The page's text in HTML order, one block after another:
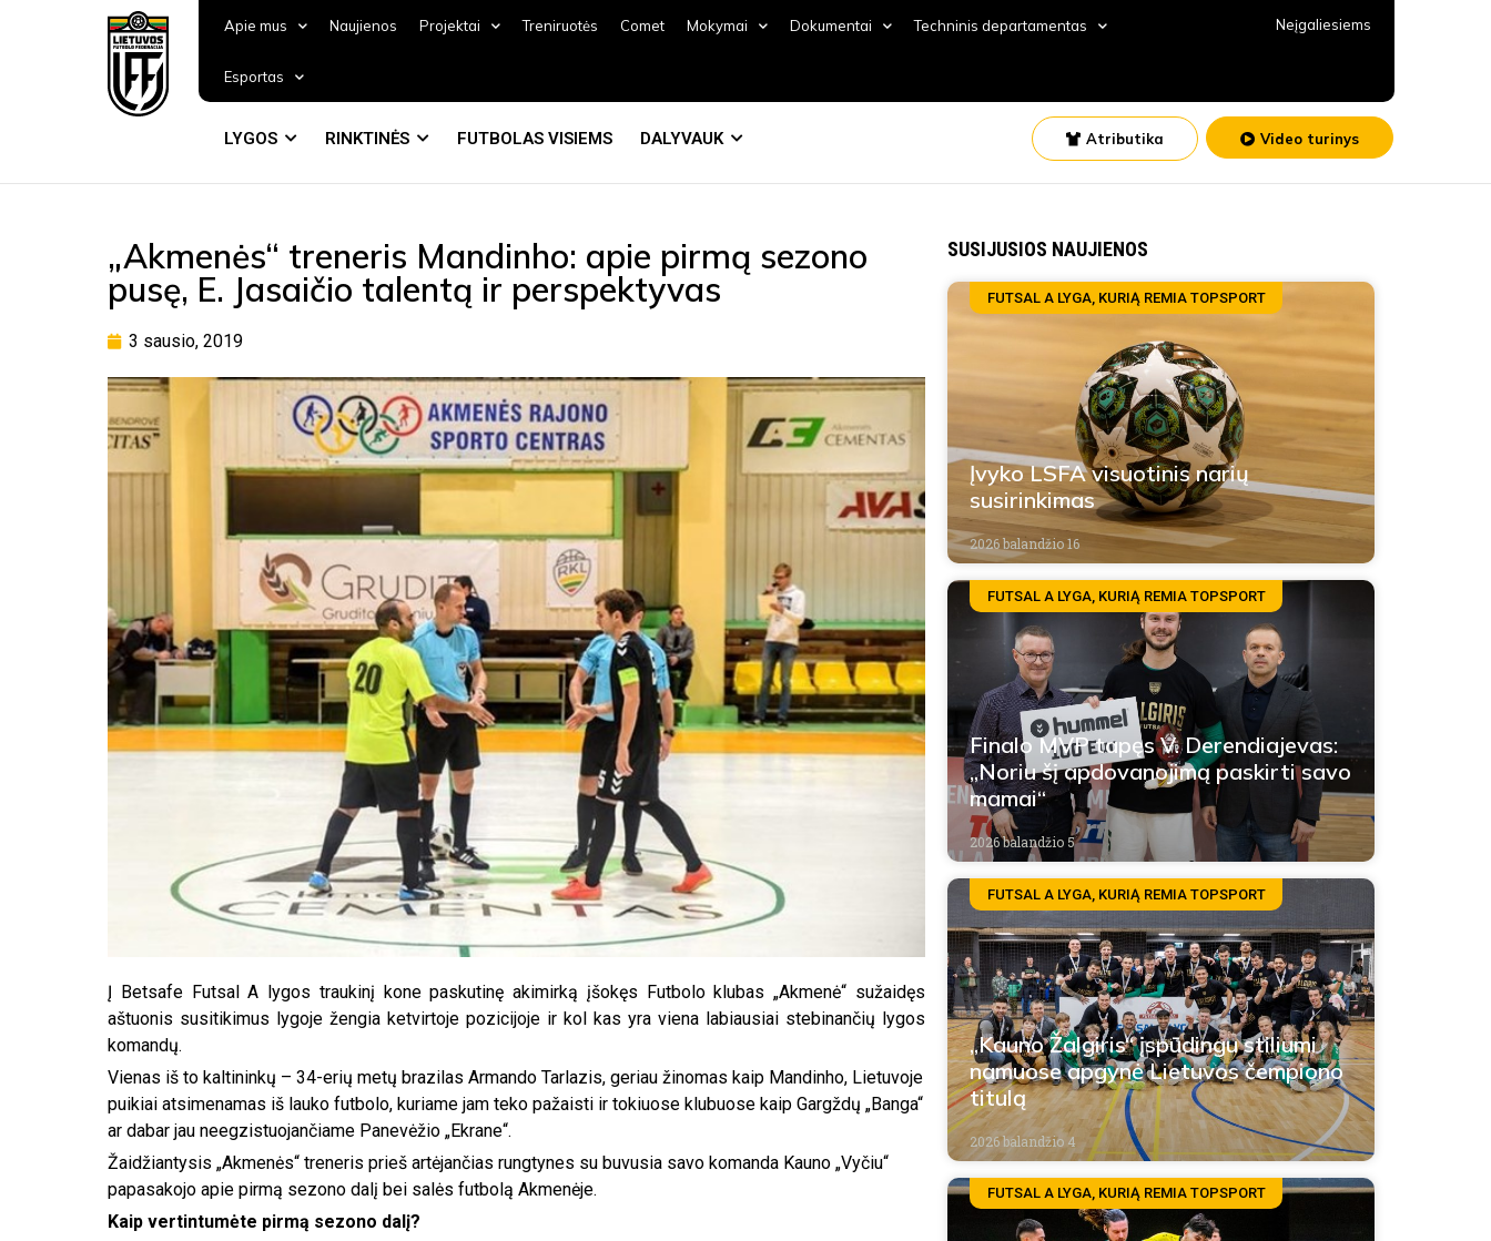
Apie mus Naujienos Projektai Treniruotės Comet Mokymai Dokumentai Techninis departamentas
Esportas
Neįgaliesiems
LYGOS RINKTINĖS FUTBOLAS VISIEMS DALYVAUK Atributika Video turinys
„Akmenės“ treneris Mandinho: apie pirmą sezono
pusę, E. Jasaičio talentą ir perspektyvas
3 sausio, 2019
Į Betsafe Futsal A lygos traukinį kone paskutinę akimirką įšokęs Futbolo klubas „Akmenė“ sužaidęs
aštuonis susitikimus lygoje žengia ketvirtoje pozicijoje ir kol kas yra viena labiausiai stebinančių lygos
komandų.
Vienas iš to kaltininkų – 34-erių metų brazilas Armando Tarlazis, geriau žinomas kaip Mandinho, Lietuvoje
puikiai atsimenamas iš lauko futbolo, kuriame jam teko pažaisti ir tokiuose klubuose kaip Gargždų „Banga“
ar dabar jau neegzistuojančiame Panevėžio „Ekrane“.
Žaidžiantysis „Akmenės“ treneris prieš artėjančias rungtynes su buvusia savo komanda Kauno „Vyčiu“
papasakojo apie pirmą sezono dalį bei salės futbolą Akmenėje.
Kaip vertintumėte pirmą sezono dalį?
SUSIJUSIOS NAUJIENOS
FUTSAL A LYGA, KURIĄ REMIA TOPSPORT
Įvyko LSFA visuotinis narių
susirinkimas
2026 balandžio 16
FUTSAL A LYGA, KURIĄ REMIA TOPSPORT
Finalo MVP tapęs V. Derendiajevas:
„Noriu šį apdovanojimą paskirti savo
mamai“
2026 balandžio 5
FUTSAL A LYGA, KURIĄ REMIA TOPSPORT
„Kauno Žalgiris“ įspūdingu stiliumi
namuose apgynė Lietuvos čempiono
titulą
2026 balandžio 4
FUTSAL A LYGA, KURIĄ REMIA TOPSPORT